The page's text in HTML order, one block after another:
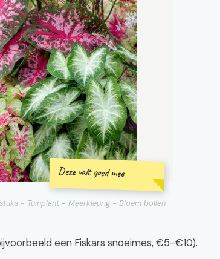
Deze valt goed mee
- Tuinplant - Meerkleurig - Bloem bollen
een Fiskars snoeimes, €5-€10).